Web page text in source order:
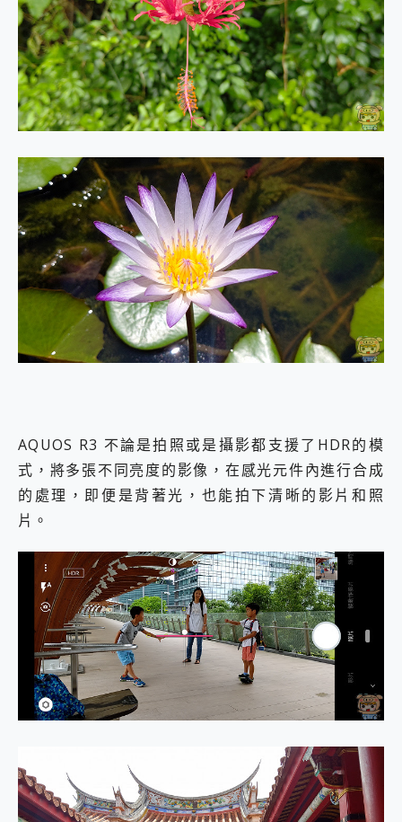
AQUOS R3 不論是拍照或是攝影都支援了HDR的模
式，將多張不同亮度的影像，在感光元件內進行合成
的處理，即便是背著光，也能拍下清晰的影片和照
片。